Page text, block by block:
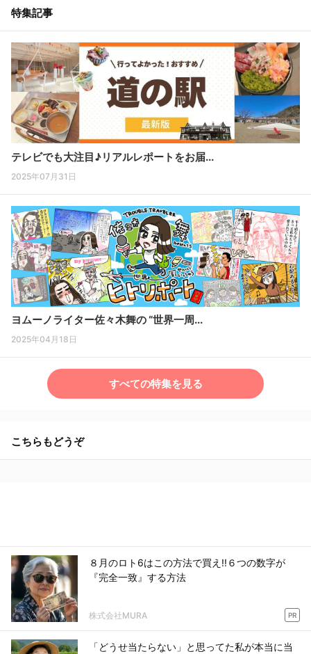
特集記事
テレビでも大注目♪リアルレポートをお届...
2025年07月31日
ヨムーノライター佐々木舞の “世界一周...
2025年04月18日
すべての特集を見る
こちらもどうぞ
８月のロト6はこの方法で買え!!６つの数字が
『完全一致』する方法
株式会社MURA PR
「どうせ当たらない」と思ってた私が本当に当